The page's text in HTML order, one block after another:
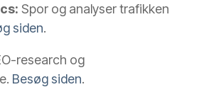
Spor og analyser trafikken
siden.
research og
Besøg siden.